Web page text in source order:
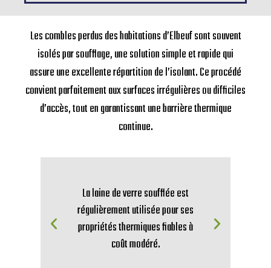
Les combles perdus des habitations d’Elbeuf sont souvent
isolés par soufflage, une solution simple et rapide qui
assure une excellente répartition de l’isolant. Ce procédé
convient parfaitement aux surfaces irrégulières ou difficiles
d’accès, tout en garantissant une barrière thermique
continue.
La laine de verre soufflée est
régulièrement utilisée pour ses
propriétés thermiques fiables à
coût modéré.